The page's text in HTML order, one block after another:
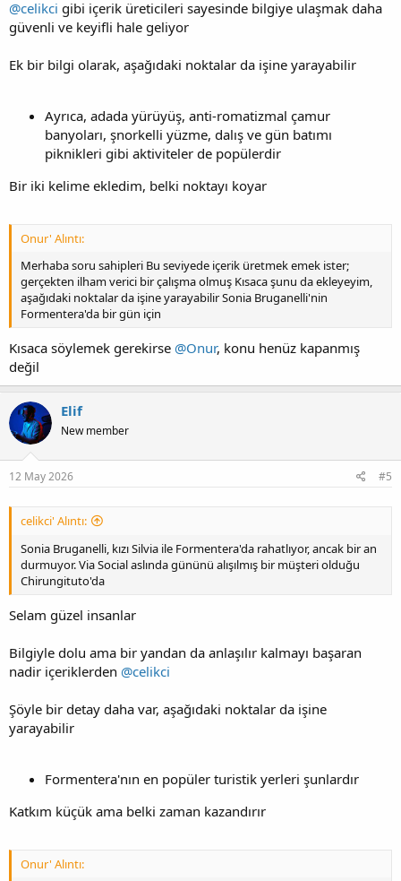
@celikci gibi içerik üreticileri sayesinde bilgiye ulaşmak daha
güvenli ve keyifli hale geliyor
Ek bir bilgi olarak, aşağıdaki noktalar da işine yarayabilir
Ayrıca, adada yürüyüş, anti-romatizmal çamur
banyoları, şnorkelli yüzme, dalış ve gün batımı
piknikleri gibi aktiviteler de popülerdir
Bir iki kelime ekledim, belki noktayı koyar
Onur' Alıntı:
Merhaba soru sahipleri Bu seviyede içerik üretmek emek ister;
gerçekten ilham verici bir çalışma olmuş Kısaca şunu da ekleyeyim,
aşağıdaki noktalar da işine yarayabilir Sonia Bruganelli'nin
Formentera'da bir gün için
Kısaca söylemek gerekirse @Onur, konu henüz kapanmış
değil
Elif
New member
12 May 2026 #5
celikci' Alıntı:
Sonia Bruganelli, kızı Silvia ile Formentera'da rahatlıyor, ancak bir an
durmuyor. Via Social aslında gününü alışılmış bir müşteri olduğu
Chirungituto'da
Selam güzel insanlar
Bilgiyle dolu ama bir yandan da anlaşılır kalmayı başaran
nadir içeriklerden @celikci
Şöyle bir detay daha var, aşağıdaki noktalar da işine
yarayabilir
Formentera'nın en popüler turistik yerleri şunlardır
Katkım küçük ama belki zaman kazandırır
Onur' Alıntı: